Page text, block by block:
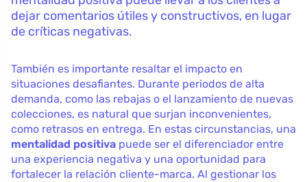
dejar comentarios útiles y constructivos, en lugar
de críticas negativas.
También es importante resaltar el impacto en
situaciones desafiantes. Durante periodos de alta
demanda, como las rebajas o el lanzamiento de nuevas
colecciones, es natural que surjan inconvenientes,
como retrasos en entrega. En estas circunstancias, una
mentalidad positiva puede ser el diferenciador entre
una experiencia negativa y una oportunidad para
fortalecer la relación cliente-marca. Al gestionar los